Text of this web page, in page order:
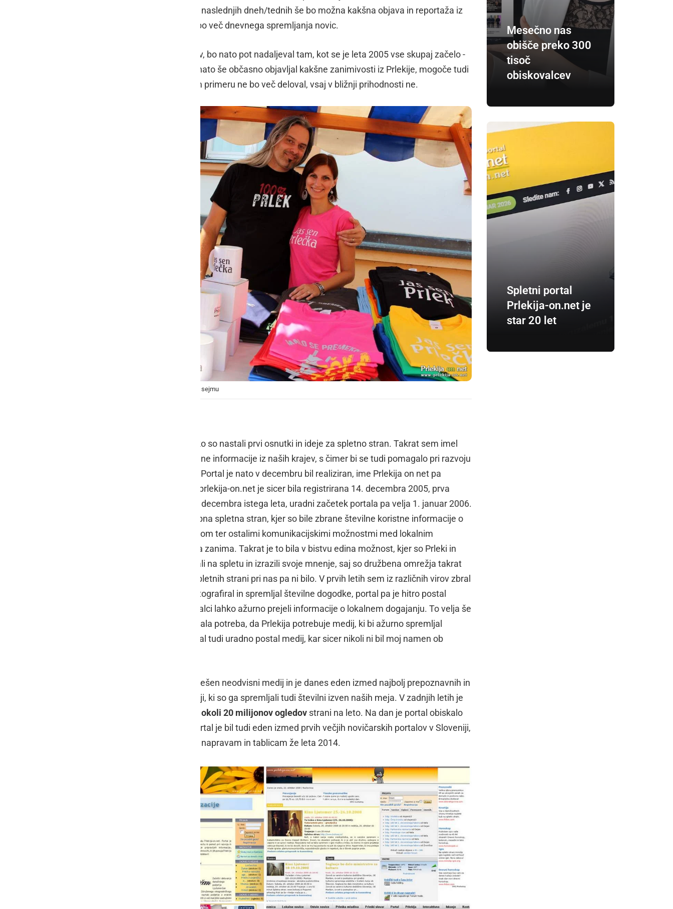
novicami, bo pa ostala dosegljiva. V naslednjih dneh/tednih še bo možna kakšna objava in reportaža iz
lokalnih dogodkov, zagotovo pa ne bo več dnevnega spremljanja novic.
Če portal ne bo našel novih lastnikov, bo nato pot nadaljeval tam, kot se je leta 2005 vse skupaj začelo -
kot osebna spletna stran, kjer bom nato še občasno objavljal kakšne zanimivosti iz Prlekije, mogoče tudi
od drugod. Kot medij pa portal v tem primeru ne bo več deloval, vsaj v bližnji prihodnosti ne.
Stojnica Prlekija-on.net/Prlekija.shop na Prleškem sejmu
Začetki portala segajo v leto 2005, ko so nastali prvi osnutki in ideje za spletno stran. Takrat sem imel
idejo, da bi na enem mestu bile zbrane informacije iz naših krajev, s čimer bi se tudi pomagalo pri razvoju
in predstavitvi Prlekije preko spleta. Portal je nato v decembru bil realiziran, ime Prlekija on net pa
pomeni Prlekija na spletu. Domena prlekija-on.net je sicer bila registrirana 14. decembra 2005, prva
vsebina je bila na portal vpisana 20. decembra istega leta, uradni začetek portala pa velja 1. januar 2006.
Portal je sprva bil zasnovan kot osebna spletna stran, kjer so bile zbrane številne koristne informacije o
Prlekiji ter z aktivnim forumom, blogom ter ostalimi komunikacijskimi možnostmi med lokalnim
prebivalstvom in vsemi, ki jih Prlekija zanima. Takrat je to bila v bistvu edina možnost, kjer so Prleki in
Prlečke lahko med seboj komunicirali na spletu in izrazili svoje mnenje, saj so družbena omrežja takrat
bila še v povojih, ostalih podobnih spletnih strani pri nas pa ni bilo. V prvih letih sem iz različnih virov zbral
številne zanimivosti naših krajev, fotografiral in spremljal številne dogodke, portal pa je hitro postal
poznan v lokalnem okolju, kjer so bralci lahko ažurno prejeli informacije o lokalnem dogajanju. To velja še
danes. S tem se je takrat tudi pokazala potreba, da Prlekija potrebuje medij, ki bi ažurno spremljal
lokalno dogajanje. Tako je nato portal tudi uradno postal medij, kar sicer nikoli ni bil moj namen ob
Portal je nato v vseh teh letih bil uspešen neodvisni medij in je danes eden izmed najbolj prepoznavnih in
obiskanih lokalnih medijev v Sloveniji, ki so ga spremljali tudi številni izven naših meja. V zadnjih letih je
okoli 20 milijonov ogledov strani na leto. Na dan je portal obiskalo
. Portal je bil tudi eden izmed prvih večjih novičarskih portalov v Sloveniji,
ki je bil povsem prilagojen mobilnim napravam in tablicam že leta 2014.
Mesečno nas
obišče preko 300
tisoč
obiskovalcev
Spletni portal
Prlekija-on.net je
star 20 let